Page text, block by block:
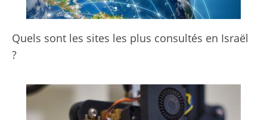
Quels sont les sites les plus consultés en Israël
?